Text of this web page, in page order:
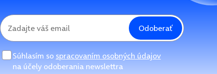
Odoberať
Súhlasím so spracovaním osobných údajov
na účely odoberania newslettra